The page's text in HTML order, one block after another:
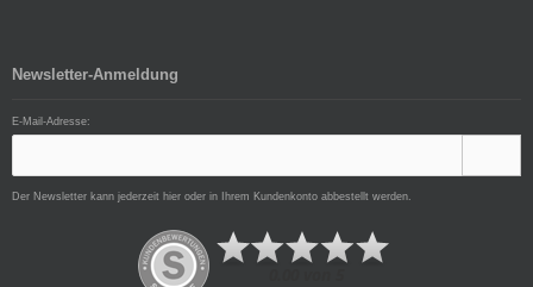
Newsletter-Anmeldung
E-Mail-Adresse:
Der Newsletter kann jederzeit hier oder in Ihrem Kundenkonto abbestellt werden.